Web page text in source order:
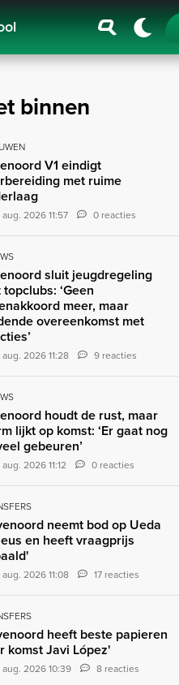
binnen
V1 eindigt
met ruime
2026 11:57 0 reacties
sluit jeugdregeling
topclubs: ‘Geen
meer, maar
overeenkomst met
2026 11:28 9 reacties
houdt de rust, maar
lijkt op komst: ‘Er gaat nog
gebeuren’
2026 11:12 0 reacties
neemt bod op Ueda
en heeft vraagprijs
2026 11:08 17 reacties
heeft beste papieren
komst Javi López'
2026 10:39 8 reacties